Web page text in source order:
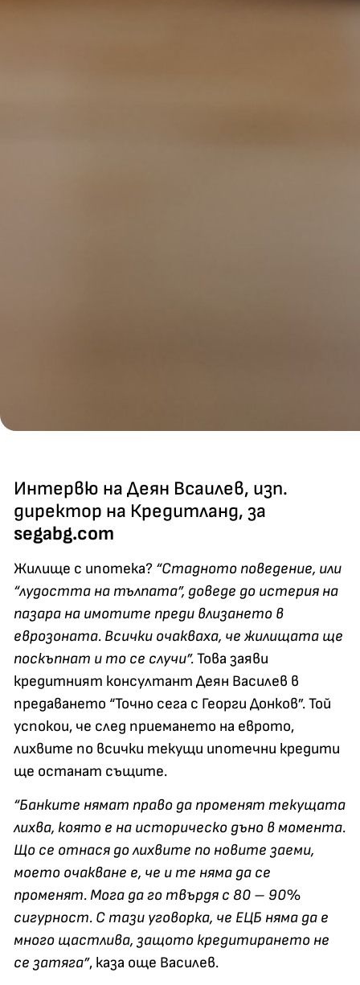
Интервю на Деян Всаилев, изп.
директор на Кредитланд, за
segabg.com
Жилище с ипотека? “Стадното поведение, или
“лудостта на тълпата”, доведе до истерия на
пазара на имотите преди влизането в
еврозоната. Всички очакваха, че жилищата ще
поскъпнат и то се случи”.Това заяви
кредитният консултант Деян Василев в
предаването “Точно сега с Георги Донков”. Той
успокои, че след приемането на еврото,
лихвите по всички текущи ипотечни кредити
ще останат същите.
“Банките нямат право да променят текущата
лихва, която е на историческо дъно в момента.
Що се отнася до лихвите по новите заеми,
моето очакване е, че и те няма да се
променят. Мога да го твърдя с 80 – 90%
сигурност. С тази уговорка, че ЕЦБ няма да е
много щастлива, защото кредитирането не
се затяга”, каза още Василев.